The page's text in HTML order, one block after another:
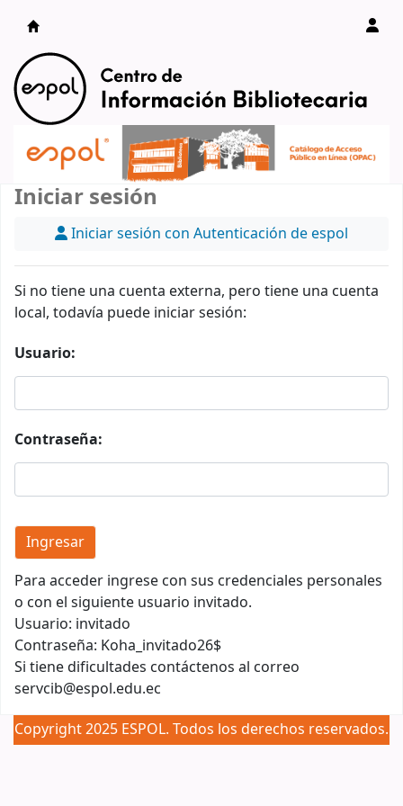
Catálogo en línea
Iniciar sesión
Iniciar sesión con Autenticación de espol
Si no tiene una cuenta externa, pero tiene una cuenta
local, todavía puede iniciar sesión:
Usuario:
Contraseña:
Para acceder ingrese con sus credenciales personales
o con el siguiente usuario invitado.
Usuario: invitado
Contraseña: Koha_invitado26$
Si tiene dificultades contáctenos al correo
servcib@espol.edu.ec
Copyright 2025 ESPOL. Todos los derechos reservados.